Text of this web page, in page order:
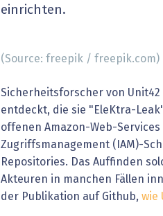
einrichten.
(Source: freepik / freepik.com)
Sicherheitsforscher von
entdeckt, die sie "EleKtra-
offenen Amazon-Web-Services
Zugriffsmanagement (IAM)-
Repositories. Das Auffinden
Akteuren in manchen Fällen
der Publikation auf Github, wie